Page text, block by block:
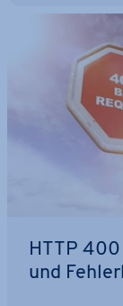
HTTP
und